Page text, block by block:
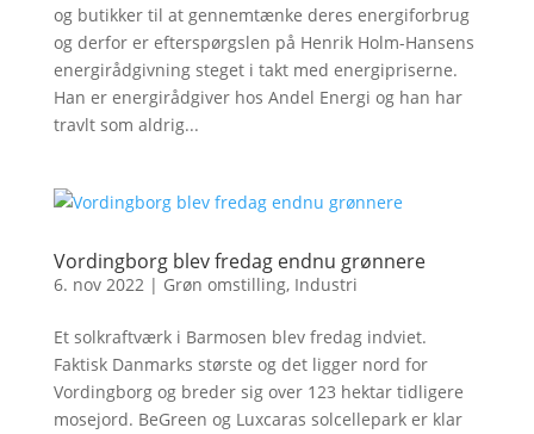
og butikker til at gennemtænke deres energiforbrug
og derfor er efterspørgslen på Henrik Holm-Hansens
energirådgivning steget i takt med energipriserne.
Han er energirådgiver hos Andel Energi og han har
travlt som aldrig...
Vordingborg blev fredag endnu grønnere
6. nov 2022| Grøn omstilling, Industri
Et solkraftværk i Barmosen blev fredag indviet.
Faktisk Danmarks største og det ligger nord for
Vordingborg og breder sig over 123 hektar tidligere
mosejord. BeGreen og Luxcaras solcellepark er klar